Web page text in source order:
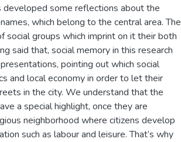
some reflections about the
which belong to the central area. The
social groups which imprint on it their both
said that, social memory in this research
pointing out which social
and local economy in order to let their
in the city. We understand that the
a special highlight, once they are
neighborhood where citizens develop
such as labour and leisure. That’s why